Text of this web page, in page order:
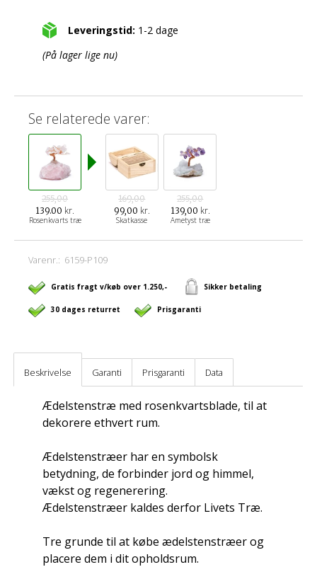
Leveringstid: 1-2 dage
(På lager lige nu)
Se relaterede varer:
255,00
139.00 kr.
Rosenkvarts træ
169,00
99,00 kr.
Skatkasse
255,00
139,00 kr.
Ametyst træ
Varenr.: 6159-P109
Gratis fragt v/køb over 1.250,- Sikker betaling
30 dages returret Prisgaranti
Beskrivelse Garanti Prisgaranti Data
Ædelstenstræ med rosenkvartsblade, til at
dekorere ethvert rum.
Ædelstenstræer har en symbolsk
betydning, de forbinder jord og himmel,
vækst og regenerering.
Ædelstenstræer kaldes derfor Livets Træ.
Tre grunde til at købe ædelstenstræer og
placere dem i dit opholdsrum.